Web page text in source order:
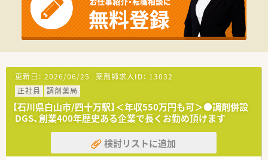
更新日： 2026/06/25 薬剤師求人ID： 13032
正社員
調剤薬局
【石川県白山市/四十万駅】＜年収550万円も可＞●調剤併設
DGS、創業400年歴史ある企業で長くお勤め頂けます
検討リストに追加